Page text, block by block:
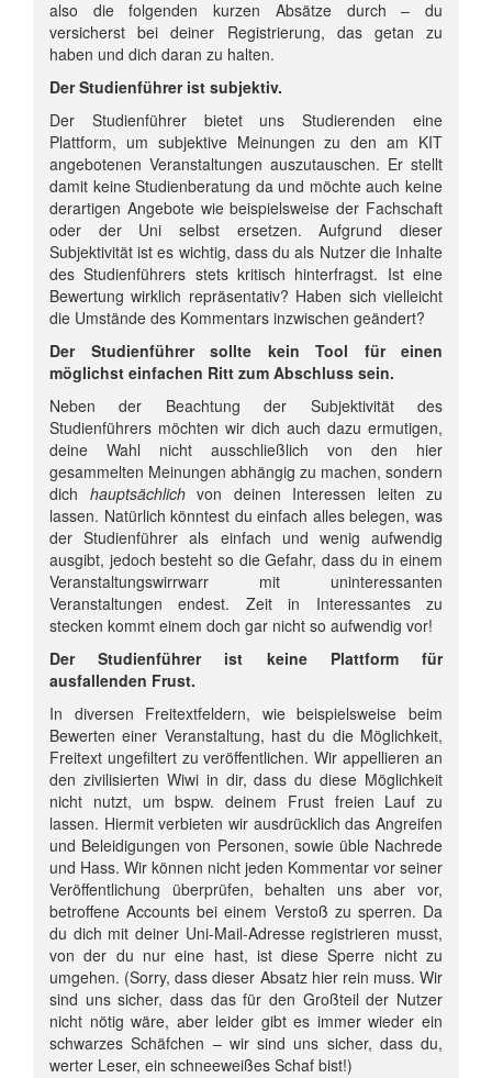
also die folgenden kurzen Absätze durch – du
versicherst bei deiner Registrierung, das getan zu
haben und dich daran zu halten.
Der Studienführer ist subjektiv.
Der Studienführer bietet uns Studierenden eine
Plattform, um subjektive Meinungen zu den am KIT
angebotenen Veranstaltungen auszutauschen. Er stellt
damit keine Studienberatung da und möchte auch keine
derartigen Angebote wie beispielsweise der Fachschaft
oder der Uni selbst ersetzen. Aufgrund dieser
Subjektivität ist es wichtig, dass du als Nutzer die Inhalte
des Studienführers stets kritisch hinterfragst. Ist eine
Bewertung wirklich repräsentativ? Haben sich vielleicht
die Umstände des Kommentars inzwischen geändert?
Der Studienführer sollte kein Tool für einen
möglichst einfachen Ritt zum Abschluss sein.
Neben der Beachtung der Subjektivität des
Studienführers möchten wir dich auch dazu ermutigen,
deine Wahl nicht ausschließlich von den hier
gesammelten Meinungen abhängig zu machen, sondern
dich hauptsächlichvon deinen Interessen leiten zu
lassen. Natürlich könntest du einfach alles belegen, was
der Studienführer als einfach und wenig aufwendig
ausgibt, jedoch besteht so die Gefahr, dass du in einem
Veranstaltungswirrwarr mit uninteressanten
Veranstaltungen endest. Zeit in Interessantes zu
stecken kommt einem doch gar nicht so aufwendig vor!
Der Studienführer ist keine Plattform für
ausfallenden Frust.
In diversen Freitextfeldern, wie beispielsweise beim
Bewerten einer Veranstaltung, hast du die Möglichkeit,
Freitext ungefiltert zu veröffentlichen. Wir appellieren an
den zivilisierten Wiwi in dir, dass du diese Möglichkeit
nicht nutzt, um bspw. deinem Frust freien Lauf zu
lassen. Hiermit verbieten wir ausdrücklich das Angreifen
und Beleidigungen von Personen, sowie üble Nachrede
und Hass. Wir können nicht jeden Kommentar vor seiner
Veröffentlichung überprüfen, behalten uns aber vor,
betroffene Accounts bei einem Verstoß zu sperren. Da
du dich mit deiner Uni-Mail-Adresse registrieren musst,
von der du nur eine hast, ist diese Sperre nicht zu
umgehen. (Sorry, dass dieser Absatz hier rein muss. Wir
sind uns sicher, dass das für den Großteil der Nutzer
nicht nötig wäre, aber leider gibt es immer wieder ein
schwarzes Schäfchen – wir sind uns sicher, dass du,
werter Leser, ein schneeweißes Schaf bist!)